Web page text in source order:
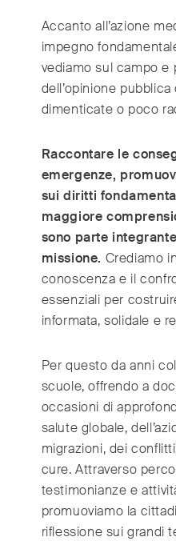
Accanto all’azione
impegno
vediamo sul campo e
dell’opinione
dimenticate o poco
Raccontare le
emergenze,
sui diritti
maggiore
sono parte
missione. Crediamo
conoscenza e il
essenziali per
informata, solidale e
Per questo da anni
scuole, offrendo a
occasioni di
salute globale,
migrazioni, dei
cure. Attraverso
testimonianze e
promuoviamo la
riflessione sui grandi
Belgium (Nederlands/
Brazil (Português)
Canada (English/
Czech Republic
France (Français)
Germany (Deutsch)
Greece (ελληνικά)
Hong Kong (繁體中文)
India (English)
(Italiano)
Japan (日本語)
Mexico (Español)
Myanmar (English/ မြ
Netherlands
Norway (Norsk)
Russia
South Africa (English)
South East Asia (汉
South Korea (한국어)